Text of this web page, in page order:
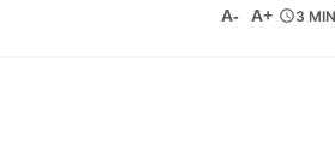
A- A+ 3 MIN